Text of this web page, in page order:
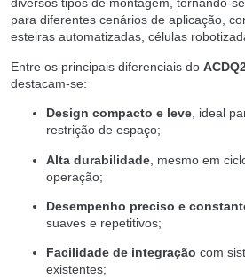
diversos tipos de montagem, tornando-
para diferentes cenários de aplicação,
esteiras automatizadas, células
Entre os principais diferenciais do
destacam-se:
Design compacto e leve, ideal
restrição de espaço;
Alta durabilidade , mesmo em
operação;
Desempenho preciso e
suaves e repetitivos;
Facilidade de integração com
existentes;